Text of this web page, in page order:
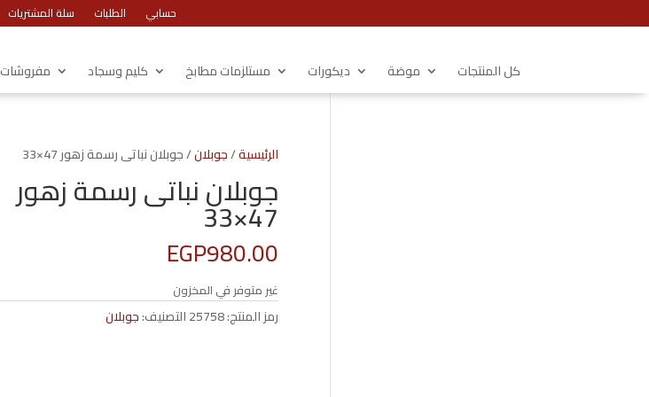
حسابي الطلبات سلة المشتريات
كل المنتجات موضة ديكورات مستلزمات مطابخ كليم وسجاد مفروشات
الرئيسية/جوبلان/ جوبلان نباتى رسمة زهور 47×33
جوبلان نباتى رسمة زهور
47×33
EGP980.00
غير متوفر في المخزون
رمز المنتج:25758التصنيف:جوبلان